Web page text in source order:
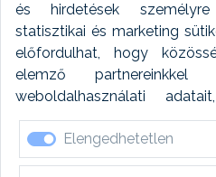
és hirdetések
statisztikai és marketing
előfordulhat, hogy
elemző
weboldalhasználati
forrásokból gyűjtött
elfogadásával
ezen adatokat 6 hónap
Elengedhetetlen